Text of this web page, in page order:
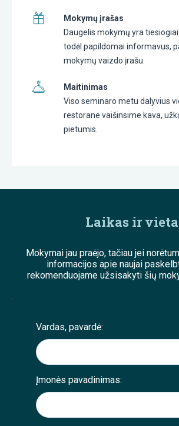
Mokymų įrašas
Daugelis mokymų yra
todėl papildomai informavus,
mokymų vaizdo įrašu.
Maitinimas
Viso seminaro metu dalyvius
restorane vaišinsime kava,
pietumis.
Laikas ir vieta
Mokymai jau praėjo, tačiau jei
informacijos apie naujai
rekomenduojame užsisakyti šių
;
Vardas, pavardė:
Įmonės pavadinimas: